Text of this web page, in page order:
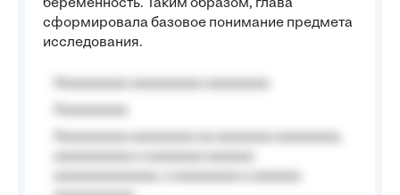
беременность. Таким образом, глава
сформировала базовое понимание предмета
исследования.